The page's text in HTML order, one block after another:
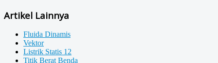
Artikel Lainnya
Fluida Dinamis
Vektor
Listrik Statis 12
Titik Berat Benda